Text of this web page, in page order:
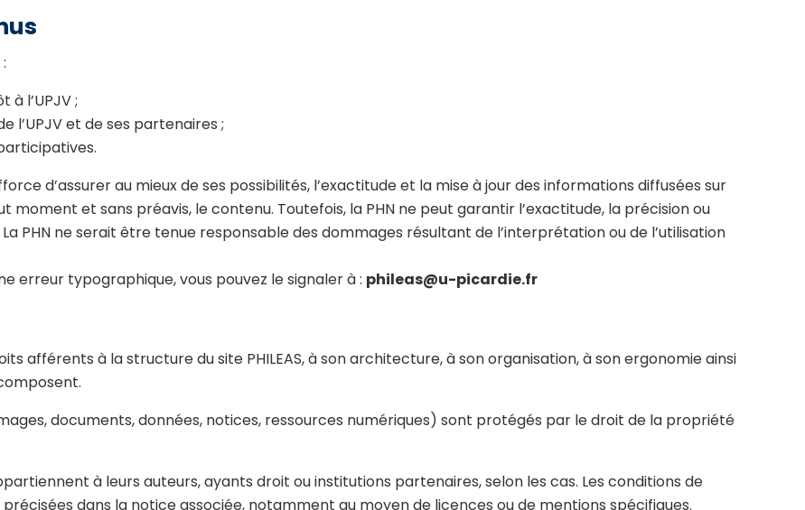
l’UPJV ;
l’UPJV et de ses partenaires ;
d’assurer au mieux de ses possibilités, l’exactitude et la mise à jour des informations diffusées sur
et sans préavis, le contenu. Toutefois, la PHN ne peut garantir l’exactitude, la précision ou
PHN ne serait être tenue responsable des dommages résultant de l’interprétation ou de l’utilisation
erreur typographique, vous pouvez le signaler à : phileas@u-picardie.fr
afférents à la structure du site PHILEAS, à son architecture, à son organisation, à son ergonomie ainsi
documents, données, notices, ressources numériques) sont protégés par le droit de la propriété
à leurs auteurs, ayants droit ou institutions partenaires, selon les cas. Les conditions de
dans la notice associée, notamment au moyen de licences ou de mentions spécifiques.